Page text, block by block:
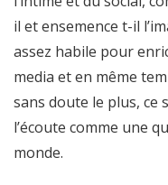
il et ensemence t-il
assez habile pour
media et en même
sans doute le plus, ce
l’écoute comme une
monde.